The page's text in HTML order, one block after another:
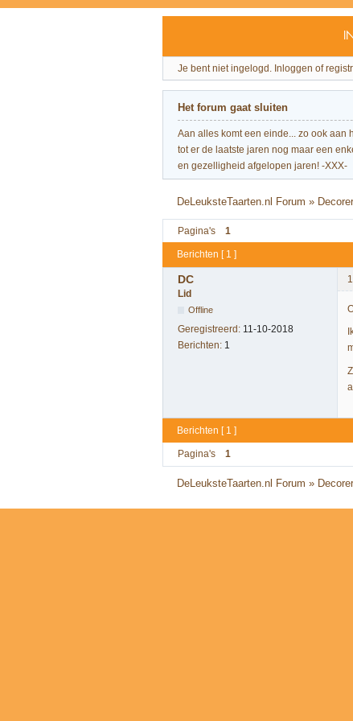
Je bent niet ingelogd. Inloggen of
Het forum gaat sluiten
Aan alles komt een einde... zo ook aan
tot er de laatste jaren nog maar een
en gezelligheid afgelopen jaren! -XXX-
DeLeuksteTaarten.nl Forum »
Pagina's 1
Berichten [ 1 ]
DC
Lid
Offline
Geregistreerd: 11-10-2018
Berichten: 1
Berichten [ 1 ]
Pagina's 1
DeLeuksteTaarten.nl Forum »